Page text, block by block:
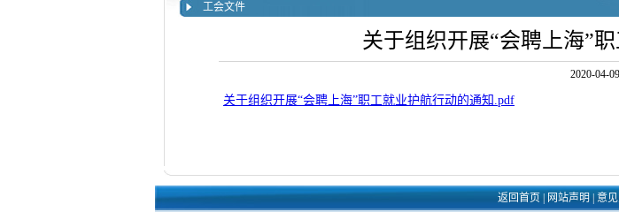
工会文件
关于组织开展“会聘上海”
2020-04-09
关于组织开展“会聘上海”职工就业护航行动的通知.pdf
返回首页 网站声明 意